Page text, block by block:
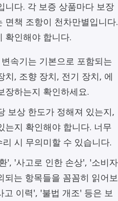
니다. 각 보증 상품마다 보장
면책 조항이 천차만별입니다.
확인해야 합니다.
속기는 기본으로 포함되는
치, 조향 장치, 전기 장치, 에
장하는지 확인하세요.
보상 한도가 정해져 있는지,
는지 확인해야 합니다. 너무
시 무의미할 수 있습니다.
', '사고로 인한 손상', '소비자
되는 항목들을 꼼꼼히 읽어보
고 이력', '불법 개조' 등은 보